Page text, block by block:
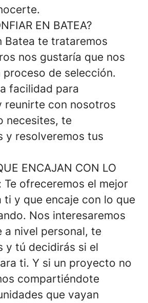
EN BATEA?
Batea te trataremos
nos gustaría que nos
de selección.
facilidad para
reunirte con nosotros
necesites, te
y resolveremos tus
ENCAJAN CON LO
Te ofreceremos el mejor
y que encaje con lo que
Nos interesaremos
nivel personal, te
y tú decidirás si el
ti. Y si un proyecto no
compartiéndote
que vayan